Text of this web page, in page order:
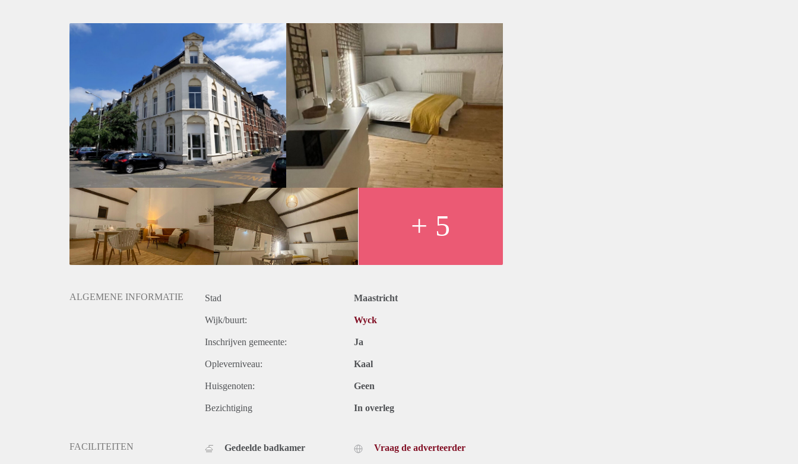
- De waarborgsom bedraagt € 1250,-
- Minimale huurtermijn 12 maanden.
+ 5
ALGEMENE INFORMATIE Stad Maastricht
Wijk/buurt: Wyck
Inschrijven gemeente: Ja
Opleverniveau: Kaal
Huisgenoten: Geen
Bezichtiging In overleg
FACILITEITEN Gedeelde badkamer Vraag de adverteerder